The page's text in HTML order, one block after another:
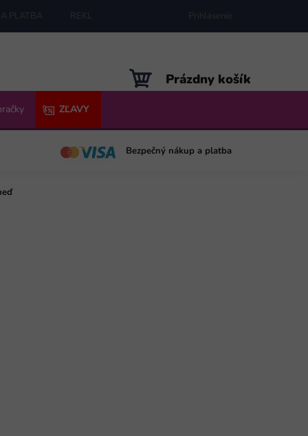
PLATBA REKLAMÁCIE MAPA SERVERU
Prihlásenie
NÁKUPNÝ
KOŠÍK
Prázdny košík
ZĽAVY
Bezpečný nákup a platba